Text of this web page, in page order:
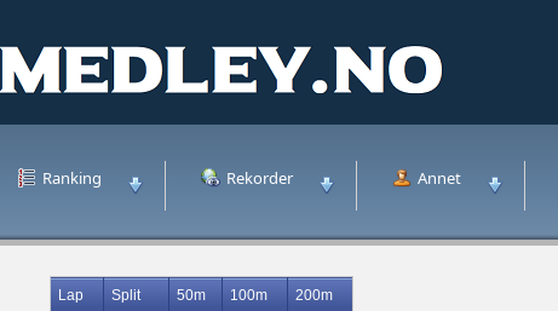
Ranking Rekorder Annet
Lap Split 50m 100m
200m